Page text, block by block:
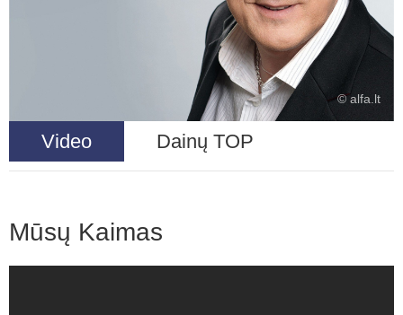
© alfa.lt
Video Dainų TOP
Mūsų Kaimas